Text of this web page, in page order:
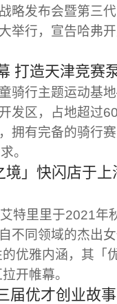
略发布会暨第三
举行，宣告哈弗
打造天津竞赛
骑行主题运动基
发区，占地超过
拥有完备的骑行
。
境」快闪店于
特里里于2021年
不同领域的杰出
优雅内涵，其「
开帷幕。
届优才创业故